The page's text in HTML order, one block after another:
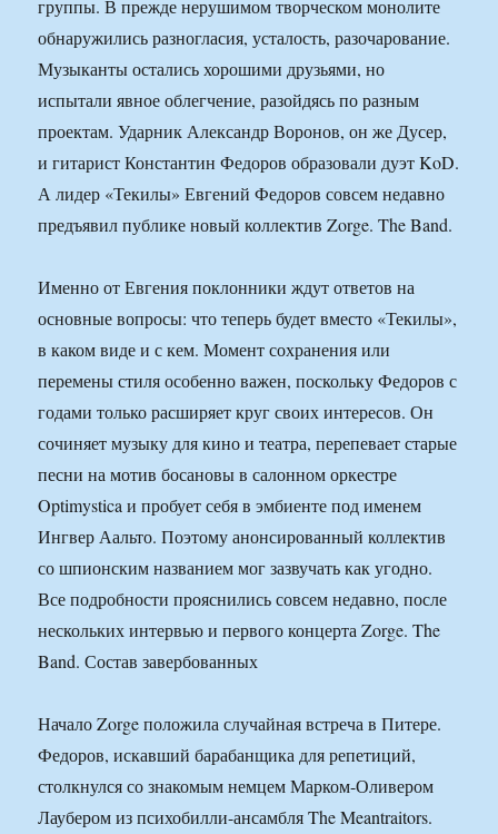
группы. В прежде нерушимом творческом монолите
обнаружились разногласия, усталость, разочарование.
Музыканты остались хорошими друзьями, но
испытали явное облегчение, разойдясь по разным
проектам. Ударник Александр Воронов, он же Дусер,
и гитарист Константин Федоров образовали дуэт KoD.
А лидер «Текилы» Евгений Федоров совсем недавно
предъявил публике новый коллектив Zorge. The Band.
Именно от Евгения поклонники ждут ответов на
основные вопросы: что теперь будет вместо «Текилы»,
в каком виде и с кем. Момент сохранения или
перемены стиля особенно важен, поскольку Федоров с
годами только расширяет круг своих интересов. Он
сочиняет музыку для кино и театра, перепевает старые
песни на мотив босановы в салонном оркестре
Optimystica и пробует себя в эмбиенте под именем
Ингвер Аальто. Поэтому анонсированный коллектив
со шпионским названием мог зазвучать как угодно.
Все подробности прояснились совсем недавно, после
нескольких интервью и первого концерта Zorge. The
Band. Состав завербованных
Начало Zorge положила случайная встреча в Питере.
Федоров, искавший барабанщика для репетиций,
столкнулся со знакомым немцем Марком-Оливером
Лаубером из психобилли-ансамбля The Meantraitors.